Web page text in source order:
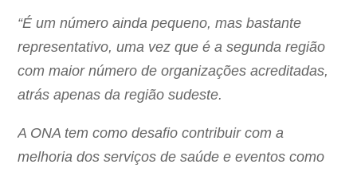
“É um número ainda pequeno, mas bastante
representativo, uma vez que é a segunda região
com maior número de organizações acreditadas,
atrás apenas da região sudeste.
A ONA tem como desafio contribuir com a
melhoria dos serviços de saúde e eventos como